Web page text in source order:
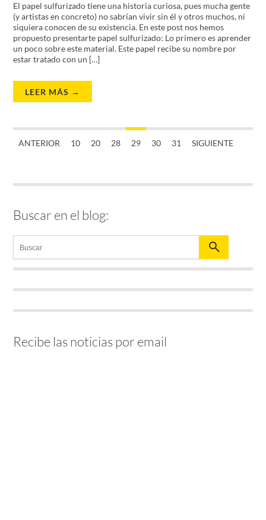
El papel sulfurizado tiene una historia curiosa, pues mucha gente
(y artistas en concreto) no sabrían vivir sin él y otros muchos, ni
siquiera conocen de su existencia. En este post nos hemos
propuesto presentarte papel sulfurizado: Lo primero es aprender
un poco sobre este material. Este papel recibe su nombre por
estar tratado con un […]
LEER MÁS →
ANTERIOR 10 20 28 29 30 31 SIGUIENTE
Buscar en el blog:
Recibe las noticias por email